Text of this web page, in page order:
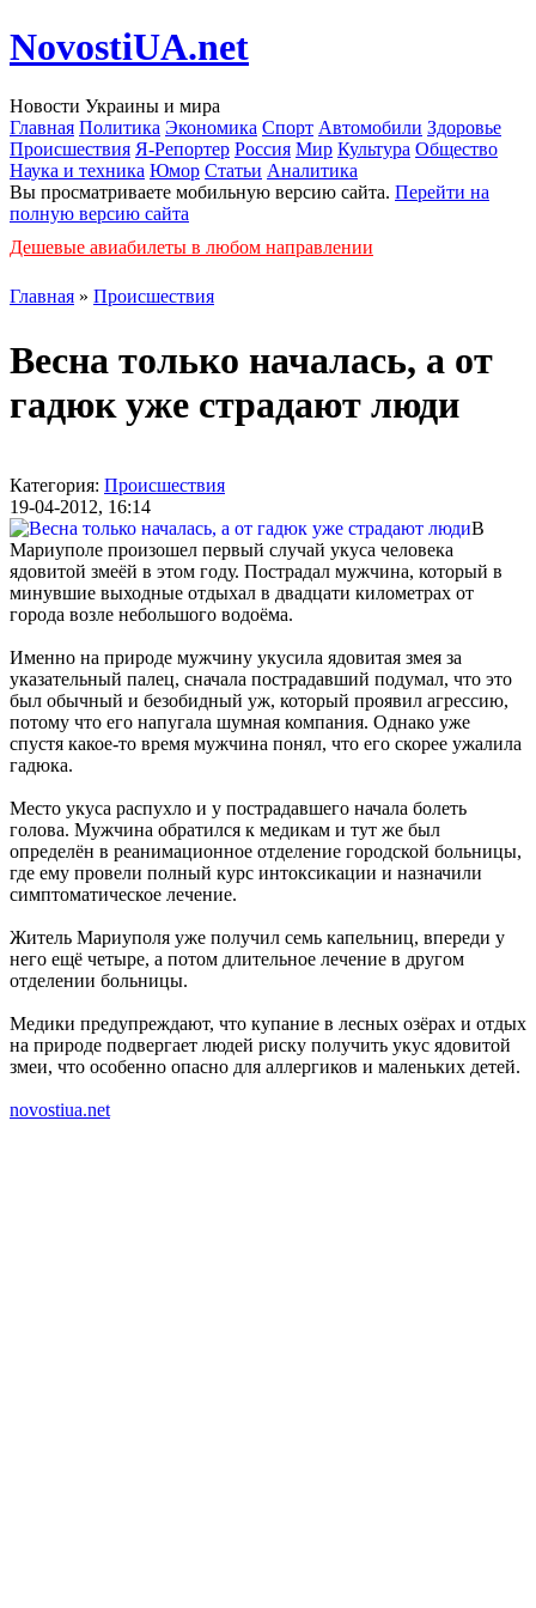
NovostiUA.net
Новости Украины и мира
Главная Политика Экономика Спорт Автомобили Здоровье
Происшествия Я-Репортер Россия Мир Культура Общество
Наука и техника Юмор Статьи Аналитика
Вы просматриваете мобильную версию сайта. Перейти на
полную версию сайта
Дешевые авиабилеты в любом направлении
Главная » Происшествия
Весна только началась, а от
гадюк уже страдают люди
Категория: Происшествия
19-04-2012, 16:14
В
Мариуполе произошел первый случай укуса человека
ядовитой змеёй в этом году. Пострадал мужчина, который в
минувшие выходные отдыхал в двадцати километрах от
города возле небольшого водоёма.
Именно на природе мужчину укусила ядовитая змея за
указательный палец, сначала пострадавший подумал, что это
был обычный и безобидный уж, который проявил агрессию,
потому что его напугала шумная компания. Однако уже
спустя какое-то время мужчина понял, что его скорее ужалила
гадюка.
Место укуса распухло и у пострадавшего начала болеть
голова. Мужчина обратился к медикам и тут же был
определён в реанимационное отделение городской больницы,
где ему провели полный курс интоксикации и назначили
симптоматическое лечение.
Житель Мариуполя уже получил семь капельниц, впереди у
него ещё четыре, а потом длительное лечение в другом
отделении больницы.
Медики предупреждают, что купание в лесных озёрах и отдых
на природе подвергает людей риску получить укус ядовитой
змеи, что особенно опасно для аллергиков и маленьких детей.
novostiua.net